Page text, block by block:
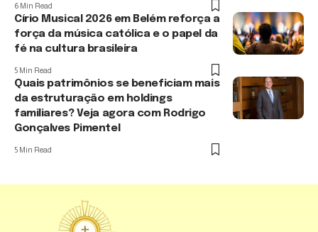
6 Min Read
Círio Musical 2026 em Belém reforça a
força da música católica e o papel da
fé na cultura brasileira
5 Min Read
Quais patrimônios se beneficiam mais
da estruturação em holdings
familiares? Veja agora com Rodrigo
Gonçalves Pimentel
5 Min Read